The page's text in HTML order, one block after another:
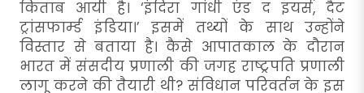
किताब आयी है। ‘इंदिरा गांधी एंड द इयर्स, दैट
ट्रांसफार्म्ड इंडिया।’ इसमें तथ्यों के साथ उन्होंने
विस्तार से बताया है। कैसे आपातकाल के दौरान
भारत में संसदीय प्रणाली की जगह राष्ट्रपति प्रणाली
लागू करने की तैयारी थी? संविधान परिवर्तन के इस